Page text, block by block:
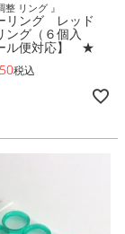
整 リング 』
リング レッド
ング（６個入
ル便対応】 ★
税込